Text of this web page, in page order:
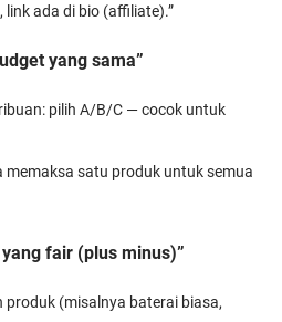
link ada di bio (affiliate).”
yang sama”
pilih A/B/C — cocok untuk
memaksa satu produk untuk semua
fair (plus minus)”
produk (misalnya baterai biasa,